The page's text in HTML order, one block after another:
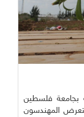
بجامعة فلسطين
المهندسون